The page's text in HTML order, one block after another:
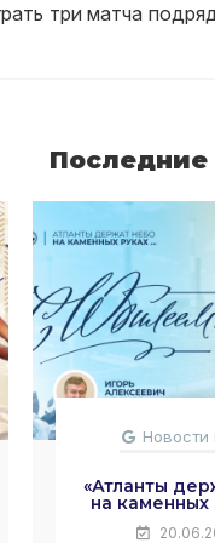
три матча
Последние
Новости
«Атланты
на каменных